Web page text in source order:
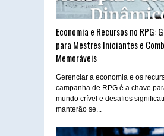
Economia e Recursos no RPG:
para Mestres Iniciantes e
Memoráveis
Gerenciar a economia e os
campanha de RPG é a chave
mundo crível e desafios
manterão se...